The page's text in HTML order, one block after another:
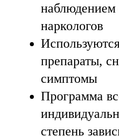
наркологов
препараты,
симптомы
Программа
степень